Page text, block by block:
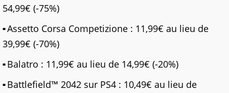
54,99€ (-75%)
Assetto Corsa Competizione : 11,99€ au lieu de
39,99€ (-70%)
Balatro : 11,99€ au lieu de 14,99€ (-20%)
Battlefield™ 2042 sur PS4 : 10,49€ au lieu de